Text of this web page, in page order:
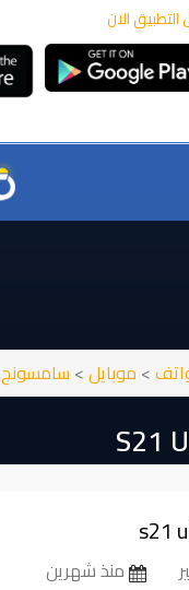
الان
> موبايل> سامسونج
S21
s21
منذ شهرين